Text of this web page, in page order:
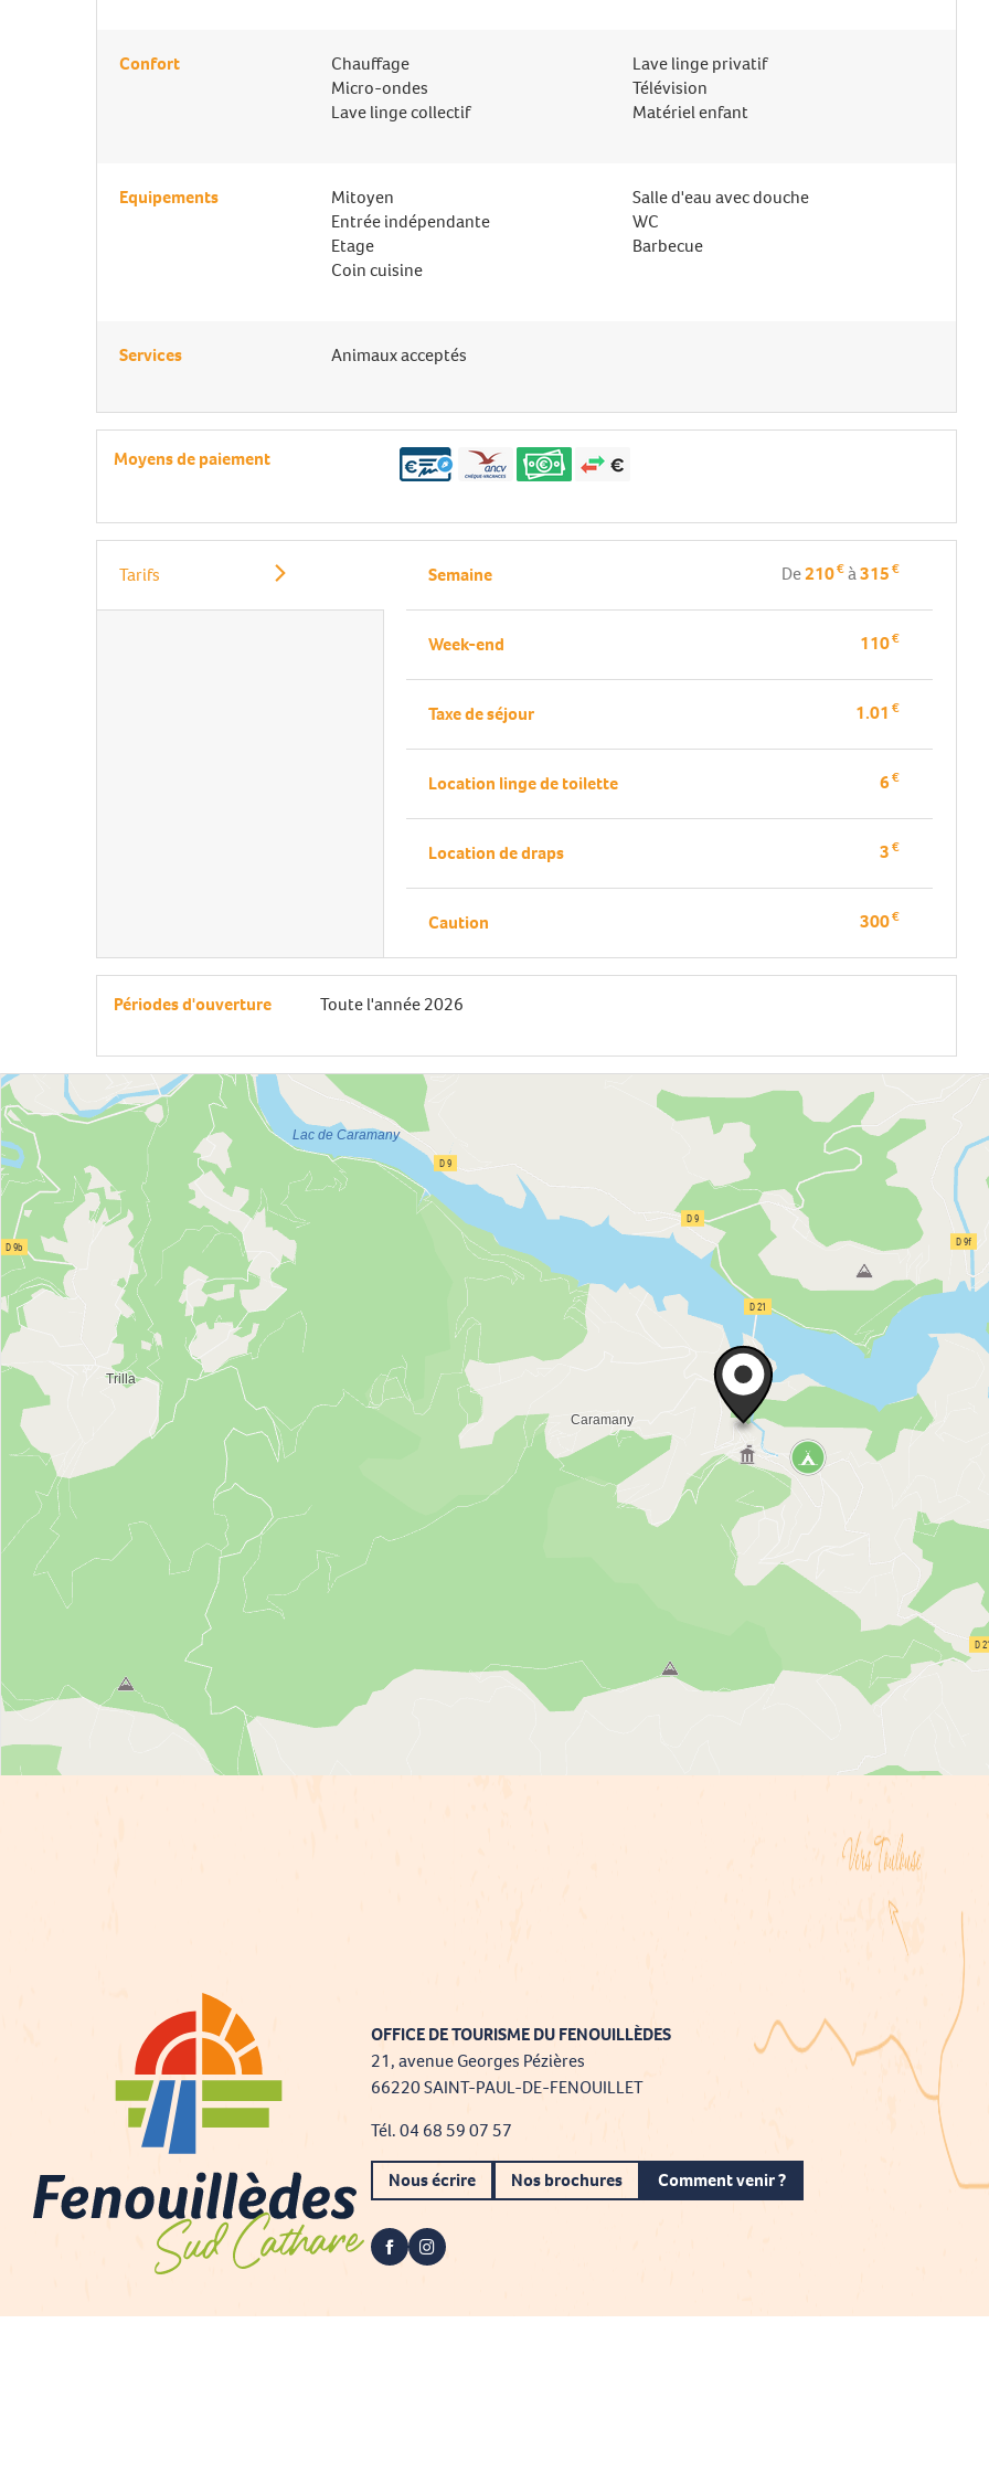
Confort
Chauffage
Micro-ondes
Lave linge collectif
Lave linge privatif
Télévision
Matériel enfant
Equipements
Mitoyen
Entrée indépendante
Etage
Coin cuisine
Salle d'eau avec douche
WC
Barbecue
Services Animaux acceptés
Moyens de paiement
Tarifs Semaine De210€à315€
Week-end 110€
Taxe de séjour 1.01 €
Location linge de toilette 6€
Location de draps 3€
Caution 300€
Périodes d'ouverture Toute l'année 2026
OFFICE DE TOURISME DU FENOUILLÈDES
21, avenue Georges Pézières
66220 SAINT-PAUL-DE-FENOUILLET
Tél. 04 68 59 07 57
Nous écrire Nos brochures Comment venir ?